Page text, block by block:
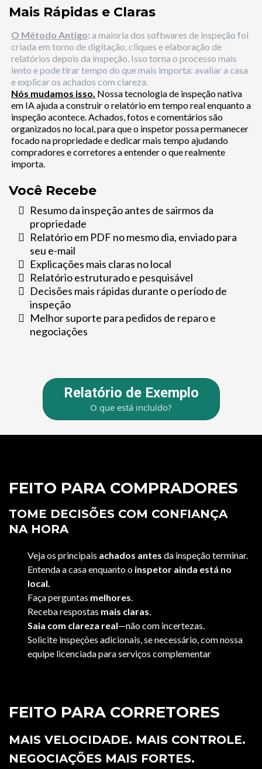
Mais Rápidas e Claras
O Método Antigo: a maioria dos softwares de inspeção foi
criada em torno de digitação, cliques e elaboração de
relatórios depois da inspeção. Isso torna o processo mais
lento e pode tirar tempo do que mais importa: avaliar a casa
e explicar os achados com clareza.
Nós mudamos isso. Nossa tecnologia de inspeção nativa
em IA ajuda a construir o relatório em tempo real enquanto a
inspeção acontece. Achados, fotos e comentários são
organizados no local, para que o inspetor possa permanecer
focado na propriedade e dedicar mais tempo ajudando
compradores e corretores a entender o que realmente
importa.
Você Recebe
Resumo da inspeção antes de sairmos da
propriedade
Relatório em PDF no mesmo dia, enviado para
seu e-mail
Explicações mais claras no local
Relatório estruturado e pesquisável
Decisões mais rápidas durante o período de
inspeção
Melhor suporte para pedidos de reparo e
negociações
Relatório de Exemplo
O que está incluído?
FEITO PARA COMPRADORES
TOME DECISÕES COM CONFIANÇA
NA HORA
Veja os principais achados antes da inspeção terminar.
Entenda a casa enquanto o inspetor ainda está no
local.
Faça perguntas melhores.
Receba respostas mais claras.
Saia com clareza real—não com incertezas.
Solicite inspeções adicionais, se necessário, com nossa
equipe licenciada para serviços complementar
FEITO PARA CORRETORES
MAIS VELOCIDADE. MAIS CONTROLE.
NEGOCIAÇÕES MAIS FORTES.